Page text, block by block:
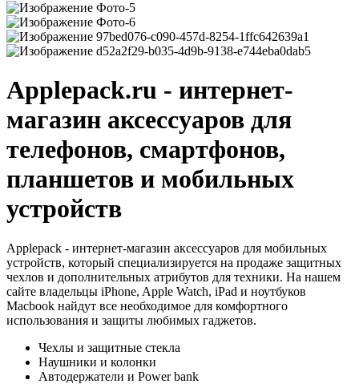
Applepack.ru - интернет-
магазин аксессуаров для
телефонов, смартфонов,
планшетов и мобильных
устройств
Applepack - интернет-магазин аксессуаров для мобильных
устройств, который специализируется на продаже защитных
чехлов и дополнительных атрибутов для техники. На нашем
сайте владельцы iPhone, Apple Watch, iPad и ноутбуков
Macbook найдут все необходимое для комфортного
использования и защиты любимых гаджетов.
Чехлы и защитные стекла
Наушники и колонки
Автодержатели и Power bank